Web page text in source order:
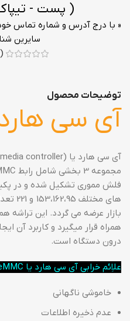
( پست -
« با درج آدرس و شماره تماس
سایرین
توضیحات محصول
آی سی
های
بازار عرضه می گردد. این تراشه
همراه قرار میگیرد و کاربرد آن
درون دستگاه است.
علاِئم خرابی آی سی هارد یا eMMC:
خاموشی ناگهانی
عدم ذخیره اطلاعات